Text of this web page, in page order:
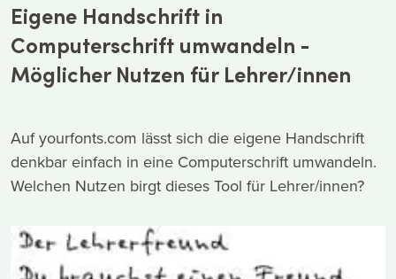
Eigene Handschrift in
Computerschrift umwandeln -
Möglicher Nutzen für Lehrer/innen
Auf yourfonts.com lässt sich die eigene Handschrift
denkbar einfach in eine Computerschrift umwandeln.
Welchen Nutzen birgt dieses Tool für Lehrer/innen?